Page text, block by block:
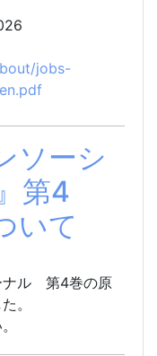
jobs-
ソーシ
第4
いて
ナル 第4巻の原
。